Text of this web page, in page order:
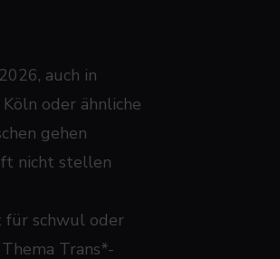
auch in
oder ähnliche
gehen
nicht stellen
für schwul oder
Trans*-